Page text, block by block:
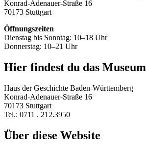
Konrad-Adenauer-Straße 16
70173 Stuttgart
Öffnungszeiten
Dienstag bis Sonntag: 10–18 Uhr
Donnerstag: 10–21 Uhr
Hier findest du das Museum
Haus der Geschichte Baden-Württemberg
Konrad-Adenauer-Straße 16
70173 Stuttgart
Tel.: 0711 . 212.3950
Über diese Website